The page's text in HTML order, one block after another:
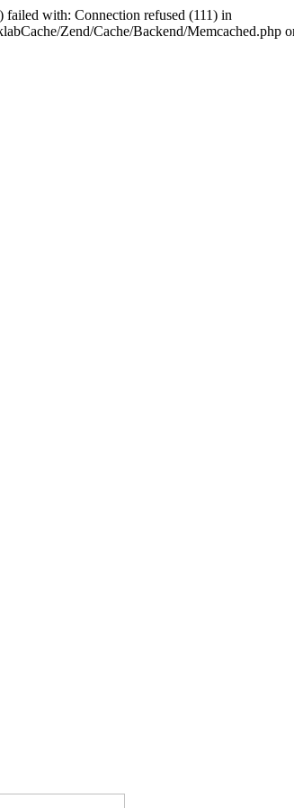
failed with: Connection refused (111) in
Zend/Cache/Backend/Memcached.php